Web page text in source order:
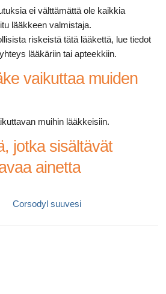
ei välttämättä ole kaikkia
lääkkeen valmistaja.
riskeistä tätä lääkettä, lue tiedot
lääkäriin tai apteekkiin.
vaikuttaa muiden
muihin lääkkeisiin.
jotka sisältävät
ainetta
Corsodyl suuvesi